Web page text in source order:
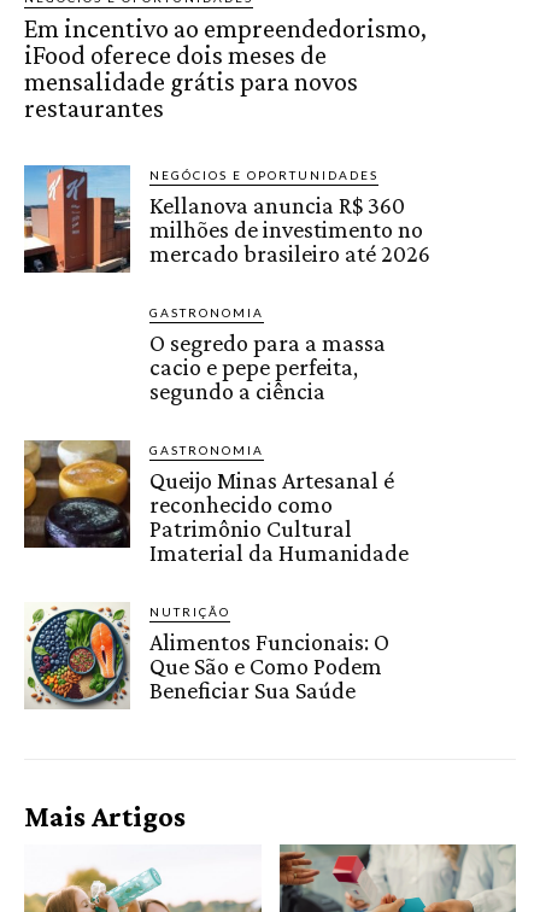
Em incentivo ao empreendedorismo,
iFood oferece dois meses de
mensalidade grátis para novos
restaurantes
NEGÓCIOS E OPORTUNIDADES
Kellanova anuncia R$ 360
milhões de investimento no
mercado brasileiro até 2026
GASTRONOMIA
O segredo para a massa
cacio e pepe perfeita,
segundo a ciência
GASTRONOMIA
Queijo Minas Artesanal é
reconhecido como
Patrimônio Cultural
Imaterial da Humanidade
NUTRIÇÃO
Alimentos Funcionais: O
Que São e Como Podem
Beneficiar Sua Saúde
Mais Artigos